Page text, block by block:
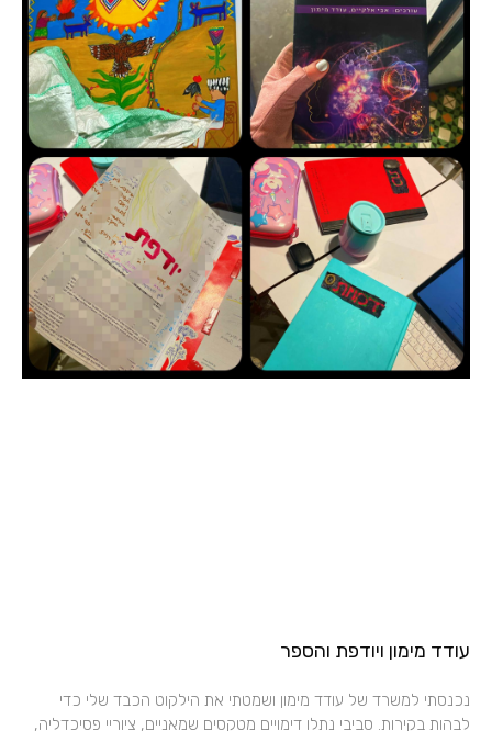
עודד מימון ויודפת והספר
נכנסתי למשרד של עודד מימון ושמטתי את הילקוט הכבד שלי כדי
לבהות בקירות. סביבי נתלו דימויים מטקסים שמאניים, ציוריי פסיכדליה,